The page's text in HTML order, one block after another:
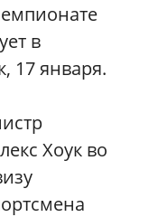
в
17 января.
Хоук во